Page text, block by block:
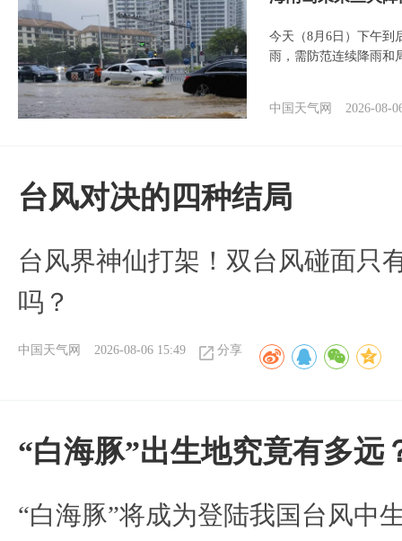
今天（8月6日）下午到
雨，需防范连续降雨和
中国天气网 2026-08-
台风对决的四种结局
台风界神仙打架！双台风碰面只
吗？
中国天气网 2026-08-06 15:49 分享
“白海豚”出生地究竟有多远
“白海豚”将成为登陆我国台风中